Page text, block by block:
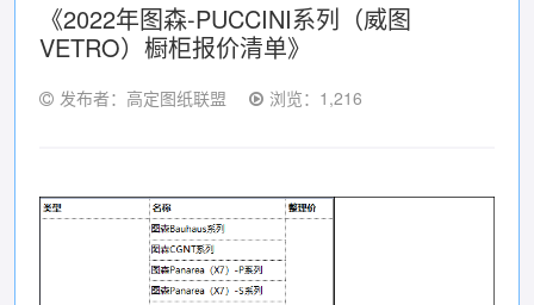
《2022年图森-PUCCINI系列（威图
VETRO）橱柜报价清单》
发布者：高定图纸联盟 浏览：1,216